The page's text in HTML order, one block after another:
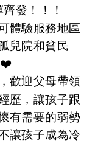
發！！！
體驗服務地區
兒院和貧民
歡迎父母帶領
歷，讓孩子跟
有需要的弱勢
讓孩子成為冷